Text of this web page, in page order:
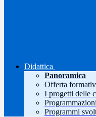
Didattica
Panoramica
Offerta
I progetti delle
Programmi